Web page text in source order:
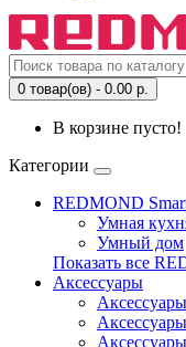
0 товар(ов) - 0.00 р.
В корзине пусто!
Категории
REDMOND
Умная
Умный дом
Показать все
Аксессуары